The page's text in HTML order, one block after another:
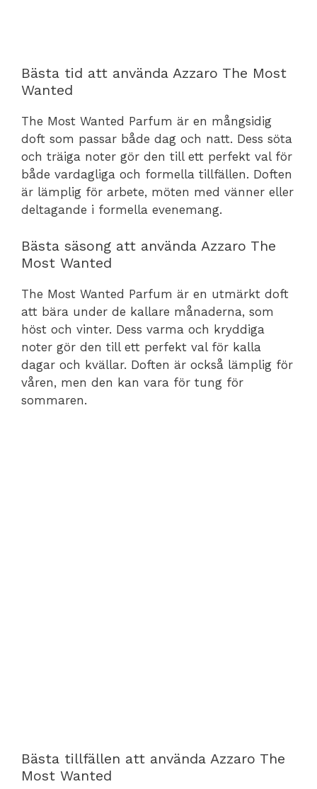
Bästa tid att använda Azzaro The Most
Wanted
The Most Wanted Parfum är en mångsidig
doft som passar både dag och natt. Dess söta
och träiga noter gör den till ett perfekt val för
både vardagliga och formella tillfällen. Doften
är lämplig för arbete, möten med vänner eller
deltagande i formella evenemang.
Bästa säsong att använda Azzaro The
Most Wanted
The Most Wanted Parfum är en utmärkt doft
att bära under de kallare månaderna, som
höst och vinter. Dess varma och kryddiga
noter gör den till ett perfekt val för kalla
dagar och kvällar. Doften är också lämplig för
våren, men den kan vara för tung för
sommaren.
Bästa tillfällen att använda Azzaro The
Most Wanted